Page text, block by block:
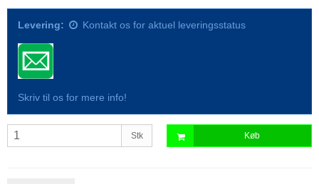
Levering: Kontakt os for aktuel leveringsstatus
Skriv til os for mere info!
Stk Køb